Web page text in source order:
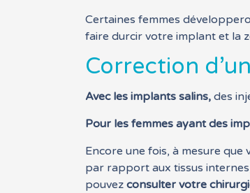
Certaines femmes
faire durcir votre implant et la
Correction
Avec les implants salins, des
Pour les femmes ayant des
Encore une fois, à mesure que
par rapport aux tissus
pouvezconsulter votre